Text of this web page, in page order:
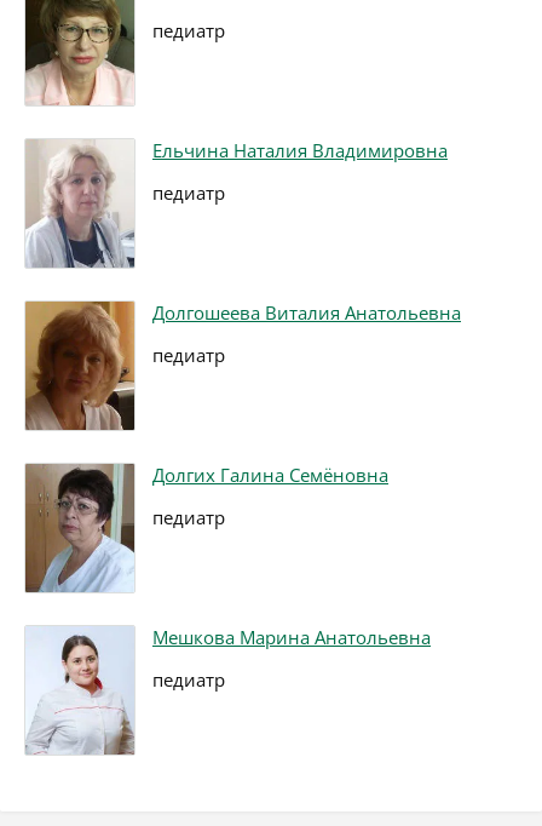
педиатр
Ельчина Наталия Владимировна
педиатр
Долгошеева Виталия Анатольевна
педиатр
Долгих Галина Семёновна
педиатр
Мешкова Марина Анатольевна
педиатр